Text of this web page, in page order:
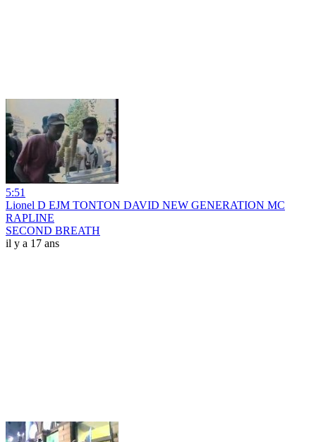
5:51
Lionel D EJM TONTON DAVID NEW GENERATION MC
RAPLINE
SECOND BREATH
il y a 17 ans